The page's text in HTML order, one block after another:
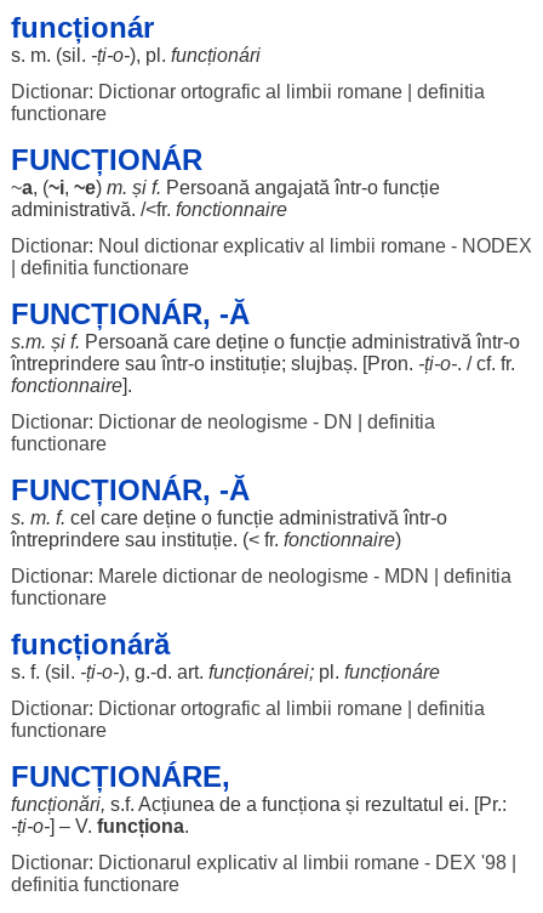
funcționár
s. m. (sil . -ți-o-), pl. funcționári
Dictionar: Dictionar ortografic al limbii romane| definitia
functionare
FUNCȚIONÁR
~a, (~i, ~e) m. și f. Persoană angajată într-o funcție
administrativă. /<fr. fonctionnaire
Dictionar: Noul dictionar explicativ al limbii romane - NODEX
definitia functionare
FUNCȚIONÁR, -Ă
s.m. și f. Persoană care dețineo funcție administrativă într-o
întreprinderesau într-o instituție; slujbaș. [Pron. -ți-o-. / cf. fr.
fonctionnaire].
Dictionar: Dictionar de neologisme - DN
definitia
functionare
FUNCȚIONÁR, -Ă
s. m. f. cel care dețineo funcție administrativă într-o
întreprinderesau instituție. (< fr. fonctionnaire)
Dictionar: Marele dictionar de neologisme - MDN
definitia
functionare
funcționáră
s. f. (sil . -ți-o-), g.-d. art. funcționárei;pl. funcționáre
Dictionar: Dictionar ortografic al limbii romane| definitia
functionare
FUNCȚIONÁRE,
funcționări, s.f. Acțiunea de a funcționa și rezultatul ei. [Pr.:
-ți-o-] – V. funcționa.
Dictionar: Dictionarul explicativ al limbii romane - DEX '98|
definitia functionare